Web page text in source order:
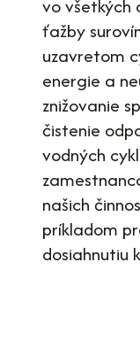
vo všetkých
ťažby
uzavretom
energie a
znižovanie
čistenie
vodných
našich
príkladom
dosiahnutiu